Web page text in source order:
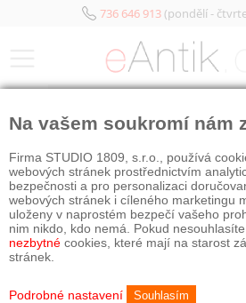
736 646 913(pondělí -
Na vašem soukromí nám
Firma STUDIO 1809, s.r.o., používá
webových stránek prostřednictvím
bezpečnosti a pro personalizaci
webových stránek i cíleného marketingu
uloženy v naprostém bezpečí vašeho
nim nikdo, kdo nemá. Pokud
nezbytné cookies, které mají na starost
stránek.
Podrobné nastavení Souhlasím